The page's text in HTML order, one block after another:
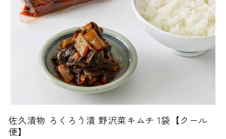
佐久漬物 ろくろう漬 野沢菜キムチ 1袋【クール
便】